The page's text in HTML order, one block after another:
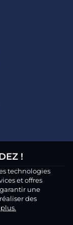
!
technologies
et offres
une
des